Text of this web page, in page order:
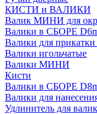
КИСТИ и ВАЛИКИ
Валик МИНИ для
Валики в СБОРЕ
Валики для прикатки
Валики игольчатые
Валики МИНИ
Кисти
Валики в СБОРЕ
Валики для
Удлинитель для